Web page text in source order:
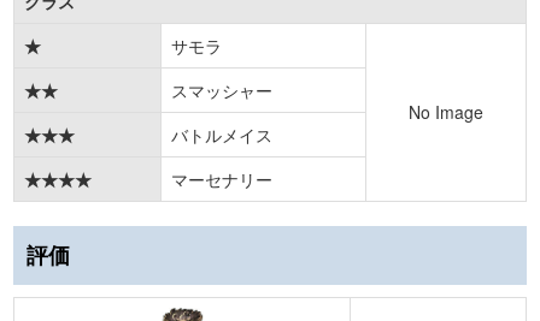
★
サモラ
No Image
★★
スマッシャー
★★★
バトルメイス
★★★★
マーセナリー
評価